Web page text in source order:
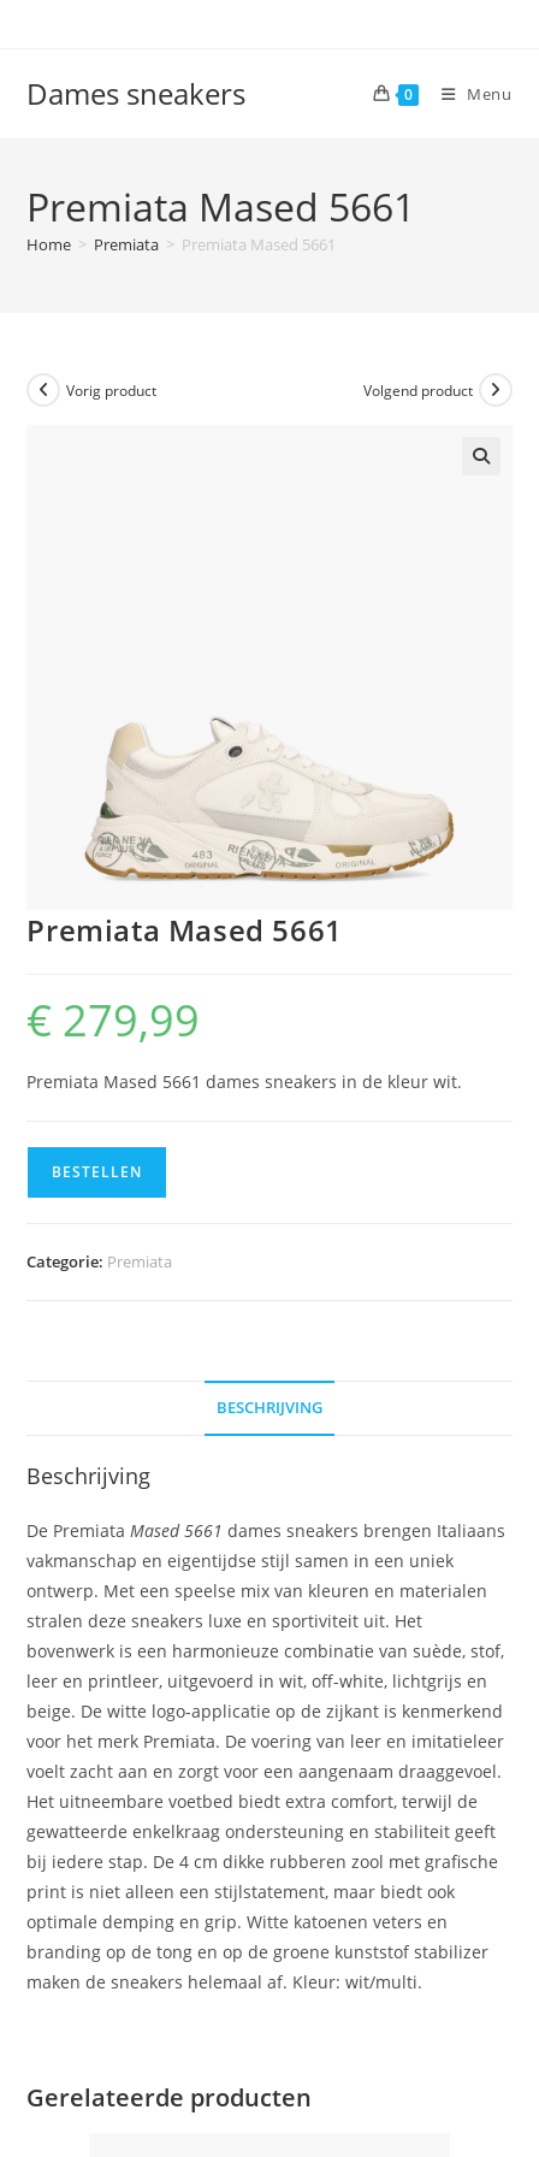
Dames sneakers 0 Menu
Premiata Mased 5661
Home > Premiata > Premiata Mased 5661
Vorig product Volgend product
Premiata Mased 5661
€ 279,99
Premiata Mased 5661 dames sneakers in de kleur wit.
BESTELLEN
Categorie: Premiata
BESCHRIJVING
Beschrijving
De PremiataMased 5661 dames sneakers brengen Italiaans
vakmanschap en eigentijdse stijl samen in een uniek
ontwerp. Met een speelse mix van kleuren en materialen
stralen deze sneakers luxe en sportiviteit uit. Het
bovenwerk is een harmonieuze combinatie van suède, stof,
leer en printleer, uitgevoerd in wit, off-white, lichtgrijs en
beige. De witte logo-applicatie op de zijkant is kenmerkend
voor het merk Premiata. De voering van leer en imitatieleer
voelt zacht aan en zorgt voor een aangenaam draaggevoel.
Het uitneembare voetbed biedt extra comfort, terwijl de
gewatteerde enkelkraag ondersteuning en stabiliteit geeft
bij iedere stap. De 4 cm dikke rubberen zool met grafische
print is niet alleen een stijlstatement, maar biedt ook
optimale demping en grip. Witte katoenen veters en
branding op de tong en op de groene kunststof stabilizer
maken de sneakers helemaal af. Kleur: wit/multi.
Gerelateerde producten